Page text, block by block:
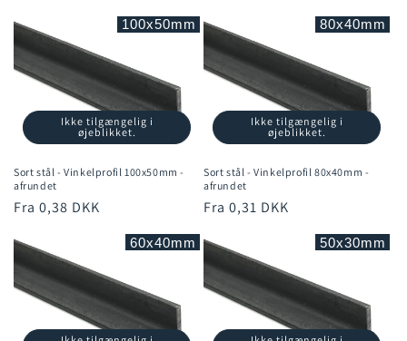
Ikke tilgængelig i
øjeblikket.
Sort stål - Vinkelprofil 100x50mm -
afrundet
Normalpris
Fra 0,38 DKK
100x50mm
Ikke tilgængelig i
øjeblikket.
Sort stål - Vinkelprofil 80x40mm -
afrundet
Normalpris
Fra 0,31 DKK
80x40mm
60x40mm 50x30mm